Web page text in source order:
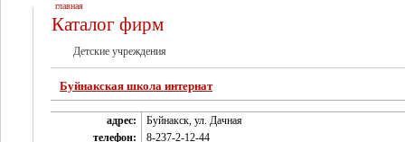
главная
Каталог фирм
Детские учреждения
Буйнакская школа интернат
адрес:
Буйнакск, ул. Дачная
телефон:
8-237-2-12-44